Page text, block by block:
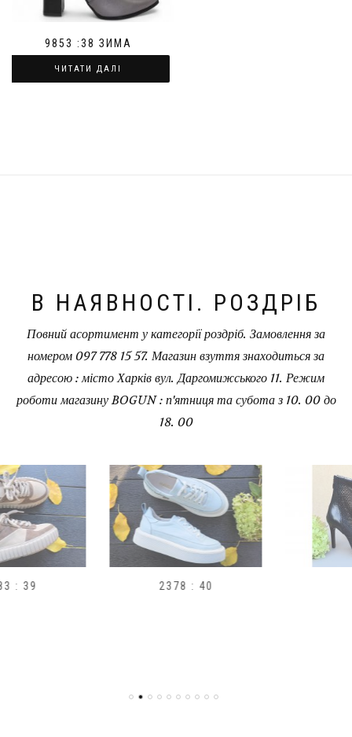
9853 :38 ЗИМА
ЧИТАТИ ДАЛІ
В НАЯВНОСТІ. РОЗДРІБ
Повний асортимент у категорії роздріб. Замовлення за
номером 097 778 15 57. Магазин взуття знаходиться за
адресою : місто Харків вул. Даргомижського 11. Режим
роботи магазину BOGUN : п'ятниця та субота з 10. 00 до
18. 00